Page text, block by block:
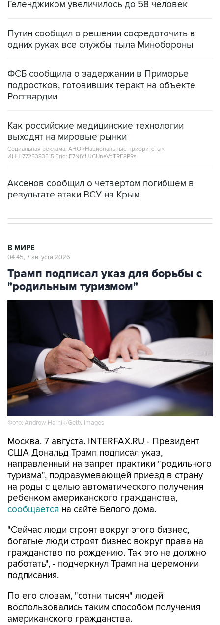
Путин сообщил о решении сосредоточить в
ФСБ сообщила о задержании в Приморье
Росгвардии
Как российские медицинские технологии
Социальная реклама, АНО «Национальные приоритеты».
ИНН 7725383515 Erid: F7NfYUJCUneVdTRF8PRs
Трамп подписал указ для борьбы с
"родильным туризмом"
Фото: Andrew Harnik/Getty Images
Москва. 7 августа. INTERFAX.RU - Президент
направленный на запрет практики "родильного
туризма", подразумевающей приезд в страну
на роды с целью автоматического получения
ребенком американского гражданства,
сообщаетсяна сайте Белого дома.
"Сейчас люди строят вокруг этого бизнес,
гражданство по рождению. Так это не должно
работать", - подчеркнул Трамп на церемонии
подписания.
По его словам, "сотни тысяч" людей
американского гражданства.
Президент подписал еще один указ, также